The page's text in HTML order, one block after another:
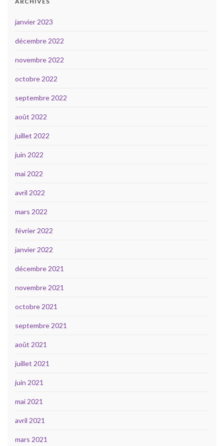
janvier 2023
décembre 2022
novembre 2022
octobre 2022
septembre 2022
août 2022
juillet 2022
juin 2022
mai 2022
avril 2022
mars 2022
février 2022
janvier 2022
décembre 2021
novembre 2021
octobre 2021
septembre 2021
août 2021
juillet 2021
juin 2021
mai 2021
avril 2021
mars 2021